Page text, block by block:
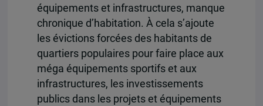
équipements et infrastructures, manque
chronique d’habitation. À cela s’ajoute
les évictions forcées des habitants de
quartiers populaires pour faire place aux
méga équipements sportifs et aux
infrastructures, les investissements
publics dans les projets et équipements